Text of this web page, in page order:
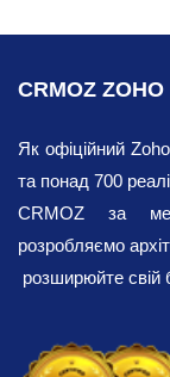
CRMOZ
Як офіційний
та понад 700
CRMOZ за
розробляємо
розширюйте свій